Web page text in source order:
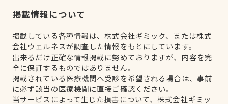
掲載情報について
掲載している各種情報は、株式会社ギミック、または株式
会社ウェルネスが調査した情報をもとにしています。
出来るだけ正確な情報掲載に努めておりますが、内容を完
全に保証するものではありません。
掲載されている医療機関へ受診を希望される場合は、事前
に必ず該当の医療機関に直接ご確認ください。
当サービスによって生じた損害について、株式会社ギミッ